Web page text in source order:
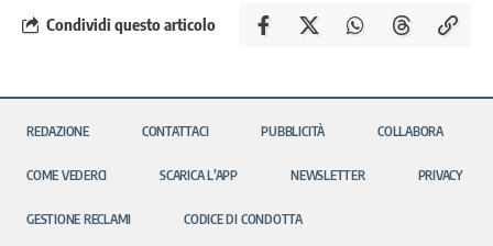
Condividi questo articolo
REDAZIONE CONTATTACI PUBBLICITÀ COLLABORA
COME VEDERCI SCARICA L’APP NEWSLETTER PRIVACY
GESTIONE RECLAMI CODICE DI CONDOTTA